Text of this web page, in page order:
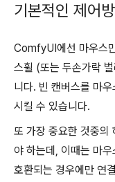
기본적인 제어
ComfyUI에선 마우스
스휠 (또는 두손가락
니다. 빈 캔버스를 마
시킬 수 있습니다.
또 가장 중요한 것중의
야 하는데, 이때는 마
호환되는 경우에만 연